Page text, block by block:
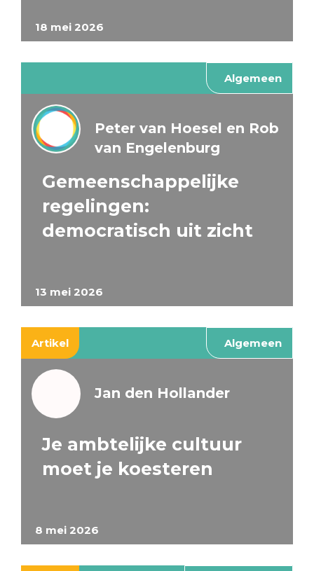
18 mei 2026
Algemeen
13 mei 2026
Peter van Hoesel en Rob
van Engelenburg
Gemeenschappelijke
regelingen:
democratisch uit zicht
Artikel Algemeen
8 mei 2026
Jan den Hollander
Je ambtelijke cultuur
moet je koesteren